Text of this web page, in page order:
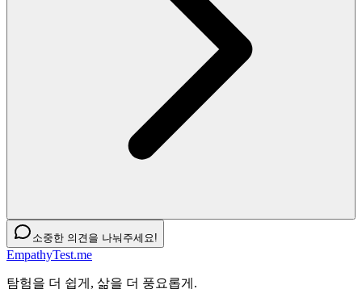
소중한 의견을 나눠주세요!
EmpathyTest.me
탐험을 더 쉽게, 삶을 더 풍요롭게.